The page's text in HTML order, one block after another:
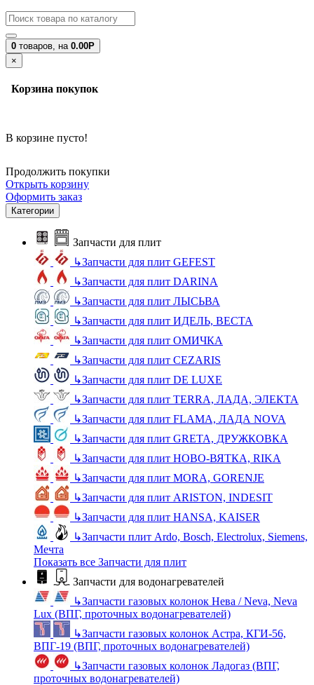
0 товаров, на 0.00Р
×
Корзина покупок
В корзине пусто!
Продолжить покупки
Открыть корзину
Оформить заказ
Категории
Запчасти для плит
↳Запчасти для плит GEFEST
↳Запчасти для плит DARINA
↳Запчасти для плит ЛЫСЬВА
↳Запчасти для плит ИДЕЛЬ, ВЕСТА
↳Запчасти для плит ОМИЧКА
↳Запчасти для плит CEZARIS
↳Запчасти для плит DE LUXE
↳Запчасти для плит TERRA, ЛАДА, ЭЛЕКТА
↳Запчасти для плит FLAMA, ЛАДА NOVA
↳Запчасти для плит GRETA, ДРУЖКОВКА
↳Запчасти для плит НОВО-ВЯТКА, RIKA
↳Запчасти для плит MORA, GORENJE
↳Запчасти для плит ARISTON, INDESIT
↳Запчасти для плит HANSA, KAISER
↳Запчасти плит Ardo, Bosch, Electrolux, Siemens,
Мечта
Показать все Запчасти для плит
Запчасти для водонагревателей
↳Запчасти газовых колонок Нева / Neva, Neva
Lux (ВПГ, проточных водонагревателей)
↳Запчасти газовых колонок Астра, КГИ-56,
ВПГ-19 (ВПГ, проточных водонагревателей)
↳Запчасти газовых колонок Ладогаз (ВПГ,
проточных водонагревателей)